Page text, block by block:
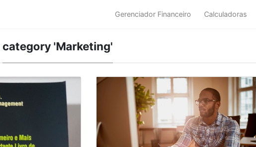
Gerenciador Financeiro Calculadoras
category 'Marketing'